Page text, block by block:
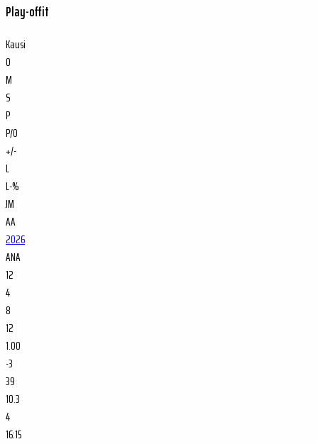
Play-offit
Kausi
O
M
S
P
P/O
+/-
L
L-%
JM
AA
2026
ANA
12
4
8
12
1.00
-3
39
10.3
4
16:15